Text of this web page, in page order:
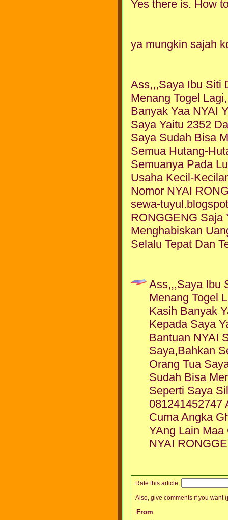
Yes there is. How
ya mungkin sajah
Ass,,,Saya Ibu Siti
Menang Togel
Banyak Yaa NYAI
Saya Yaitu 2352
Saya Sudah Bisa
Semua Hutang-
Semuanya Pada
Usaha Kecil-
Nomor NYAI
sewa-
RONGGENG Saja
Menghabiskan
Selalu Tepat Dan
Ass,,,Saya Ibu
Menang Togel
Kasih Banyak
Kepada Saya
Bantuan NYAI
Saya,Bahkan
Orang Tua
Sudah Bisa
Seperti Saya
081241452747
Cuma Angka
YAng Lain
NYAI
Rate this article:
Also, give comments if you want
From